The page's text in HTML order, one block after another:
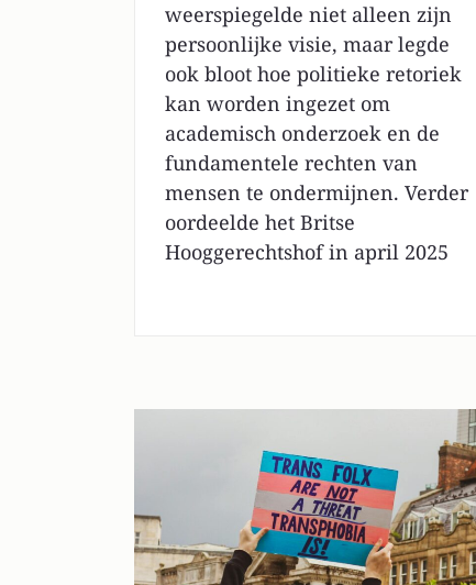
weerspiegelde niet alleen zijn
persoonlijke visie, maar legde
ook bloot hoe politieke retoriek
kan worden ingezet om
academisch onderzoek en de
fundamentele rechten van
mensen te ondermijnen. Verder
oordeelde het Britse
Hooggerechtshof in april 2025